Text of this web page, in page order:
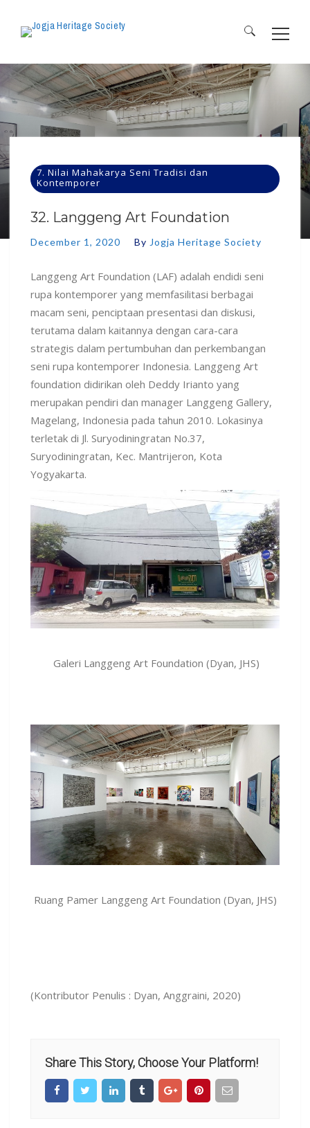
Search
for:
7. Nilai Mahakarya Seni Tradisi dan
Kontemporer
32. Langgeng Art Foundation
December 1, 2020 By Jogja Heritage Society
Langgeng Art Foundation (LAF) adalah endidi seni
rupa kontemporer yang memfasilitasi berbagai
macam seni, penciptaan presentasi dan diskusi,
terutama dalam kaitannya dengan cara-cara
strategis dalam pertumbuhan dan perkembangan
seni rupa kontemporer Indonesia. Langgeng Art
foundation didirikan oleh Deddy Irianto yang
merupakan pendiri dan manager Langgeng Gallery,
Magelang, Indonesia pada tahun 2010. Lokasinya
terletak di Jl. Suryodiningratan No.37,
Suryodiningratan, Kec. Mantrijeron, Kota
Yogyakarta.
Galeri Langgeng Art Foundation (Dyan, JHS)
Ruang Pamer Langgeng Art Foundation (Dyan, JHS)
(Kontributor Penulis : Dyan, Anggraini, 2020)
Share This Story, Choose Your Platform!